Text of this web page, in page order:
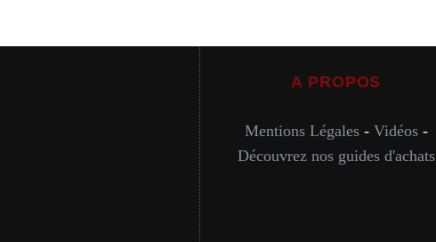
A PROPOS
Mentions Légales- Vidéos-
Découvrez nos guides d'achats